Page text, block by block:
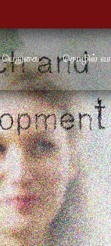
பெறுகை தொழில்